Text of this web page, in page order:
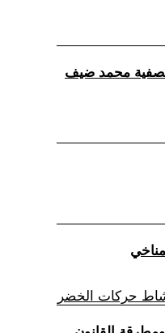
تصفية محمد ضيف
حركات الخضر